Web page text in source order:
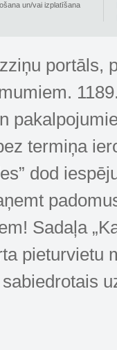
un/vai izplatīšana
portāls,
termiņa
dod
Sadaļa
pieturvietu
sabiedrotais